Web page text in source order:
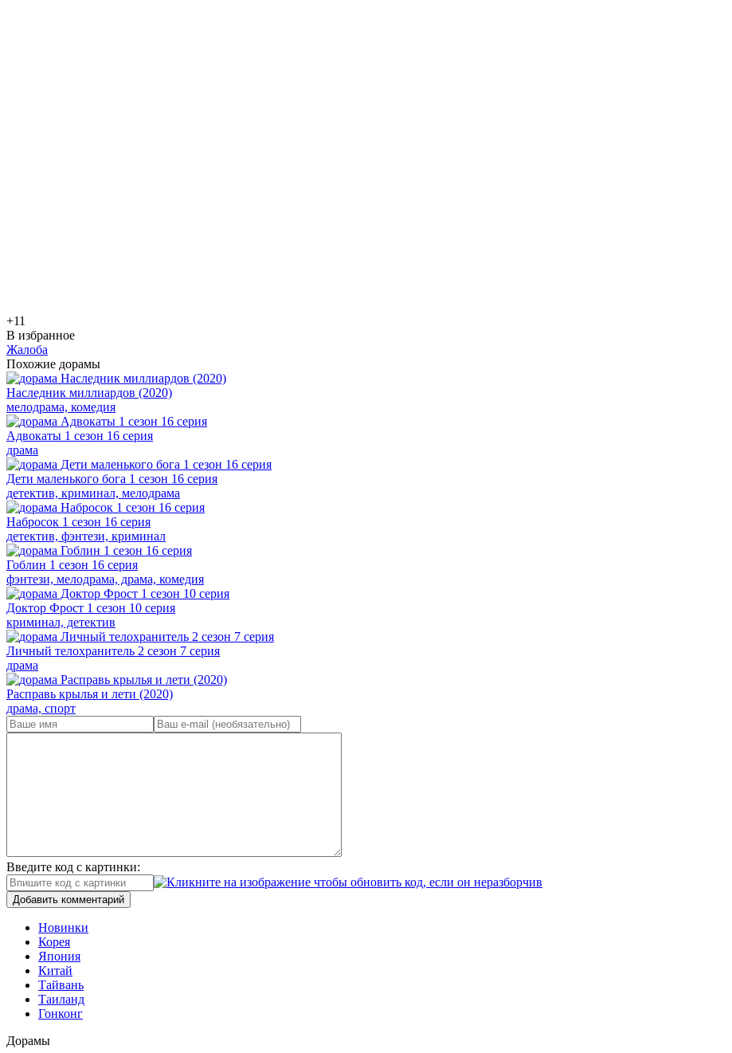
+11
В избранное
Жалоба
Похожие дорамы
Наследник миллиардов (2020)
мелодрама, комедия
Адвокаты 1 сезон 16 серия
драма
Дети маленького бога 1 сезон 16 серия
детектив, криминал, мелодрама
Набросок 1 сезон 16 серия
детектив, фэнтези, криминал
Гоблин 1 сезон 16 серия
фэнтези, мелодрама, драма, комедия
Доктор Фрост 1 сезон 10 серия
криминал, детектив
Личный телохранитель 2 сезон 7 серия
драма
Расправь крылья и лети (2020)
драма, спорт
Введите код с картинки:
Добавить комментарий
Новинки
Корея
Япония
Китай
Тайвань
Таиланд
Гонконг
Дорамы